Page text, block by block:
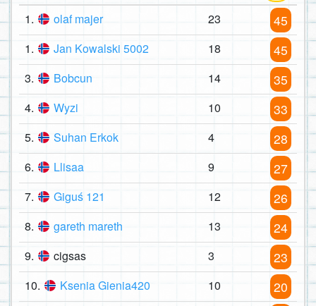
1.
olaf majer 23 45
1. Jan Kowalski 5002 18 45
3. Bobcun 14 35
4. Wyzi 10 33
5. Suhan Erkok 4 28
6. Llisaa 9 27
7. Giguś 121 12 26
8. gareth mareth 13 24
9. cigsas 3 23
10. Ksenia Gienia420 10 20